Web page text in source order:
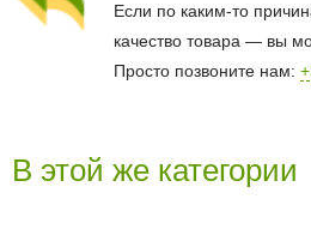
Если по каким-то
качество товара — вы
Просто позвоните нам:
В этой же категории